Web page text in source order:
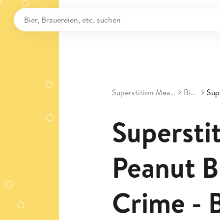
Superstition Meadery Biere
Peanut
Crime -